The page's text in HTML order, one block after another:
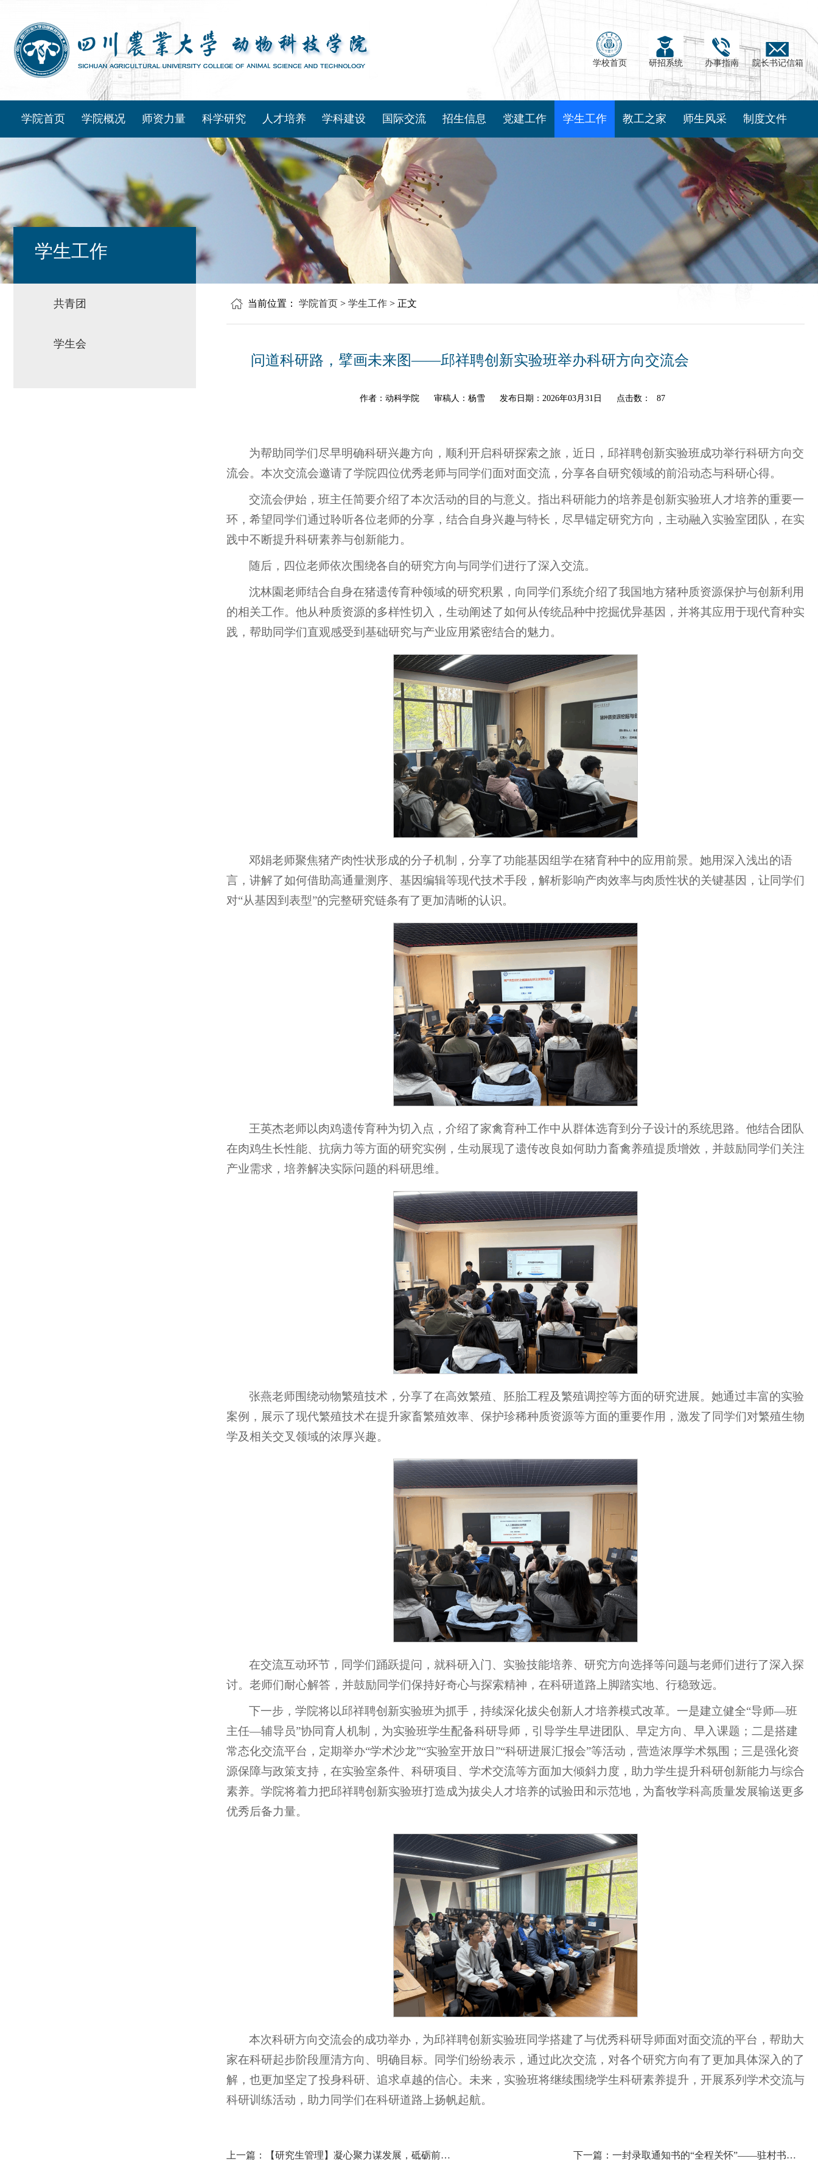
学校首页 研招系统 办事指南 院长书记信箱
学院首页 学院概况 师资力量 科学研究 人才培养 学科建设 国际交流 招生信息 党建工作 学生工作 教工之家 师生风采 制度文件
学生工作
共青团
学生会
当前位置： 学院首页 > 学生工作 > 正文
问道科研路，擘画未来图——邱祥聘创新实验班举办科研方向交流会
作者：动科学院 审稿人：杨雪 发布日期：2026年03月31日 点击数： 87
为帮助同学们尽早明确科研兴趣方向，顺利开启科研探索之旅，近日，邱祥聘创新实验班成功举行科研方向交
流会。本次交流会邀请了学院四位优秀老师与同学们面对面交流，分享各自研究领域的前沿动态与科研心得。
交流会伊始，班主任简要介绍了本次活动的目的与意义。指出科研能力的培养是创新实验班人才培养的重要一
环，希望同学们通过聆听各位老师的分享，结合自身兴趣与特长，尽早锚定研究方向，主动融入实验室团队，在实
践中不断提升科研素养与创新能力。
随后，四位老师依次围绕各自的研究方向与同学们进行了深入交流。
沈林園老师结合自身在猪遗传育种领域的研究积累，向同学们系统介绍了我国地方猪种质资源保护与创新利用
的相关工作。他从种质资源的多样性切入，生动阐述了如何从传统品种中挖掘优异基因，并将其应用于现代育种实
践，帮助同学们直观感受到基础研究与产业应用紧密结合的魅力。
邓娟老师聚焦猪产肉性状形成的分子机制，分享了功能基因组学在猪育种中的应用前景。她用深入浅出的语
言，讲解了如何借助高通量测序、基因编辑等现代技术手段，解析影响产肉效率与肉质性状的关键基因，让同学们
对“从基因到表型”的完整研究链条有了更加清晰的认识。
王英杰老师以肉鸡遗传育种为切入点，介绍了家禽育种工作中从群体选育到分子设计的系统思路。他结合团队
在肉鸡生长性能、抗病力等方面的研究实例，生动展现了遗传改良如何助力畜禽养殖提质增效，并鼓励同学们关注
产业需求，培养解决实际问题的科研思维。
张燕老师围绕动物繁殖技术，分享了在高效繁殖、胚胎工程及繁殖调控等方面的研究进展。她通过丰富的实验
案例，展示了现代繁殖技术在提升家畜繁殖效率、保护珍稀种质资源等方面的重要作用，激发了同学们对繁殖生物
学及相关交叉领域的浓厚兴趣。
在交流互动环节，同学们踊跃提问，就科研入门、实验技能培养、研究方向选择等问题与老师们进行了深入探
讨。老师们耐心解答，并鼓励同学们保持好奇心与探索精神，在科研道路上脚踏实地、行稳致远。
下一步，学院将以邱祥聘创新实验班为抓手，持续深化拔尖创新人才培养模式改革。一是建立健全“导师—班
主任—辅导员”协同育人机制，为实验班学生配备科研导师，引导学生早进团队、早定方向、早入课题；二是搭建
常态化交流平台，定期举办“学术沙龙”“实验室开放日”“科研进展汇报会”等活动，营造浓厚学术氛围；三是强化资
源保障与政策支持，在实验室条件、科研项目、学术交流等方面加大倾斜力度，助力学生提升科研创新能力与综合
素养。学院将着力把邱祥聘创新实验班打造成为拔尖人才培养的试验田和示范地，为畜牧学科高质量发展输送更多
优秀后备力量。
本次科研方向交流会的成功举办，为邱祥聘创新实验班同学搭建了与优秀科研导师面对面交流的平台，帮助大
家在科研起步阶段厘清方向、明确目标。同学们纷纷表示，通过此次交流，对各个研究方向有了更加具体深入的了
解，也更加坚定了投身科研、追求卓越的信心。未来，实验班将继续围绕学生科研素养提升，开展系列学术交流与
科研训练活动，助力同学们在科研道路上扬帆起航。
下一篇：一封录取通知书的“全程关怀”——驻村书记韩庆龙跨越山海送喜讯，彝族女孩张霞开启川农大“动物科学”逐梦之旅
上一篇：【研究生管理】凝心聚力谋发展，砥砺前行启新程——我院召开春季学期研究生大会